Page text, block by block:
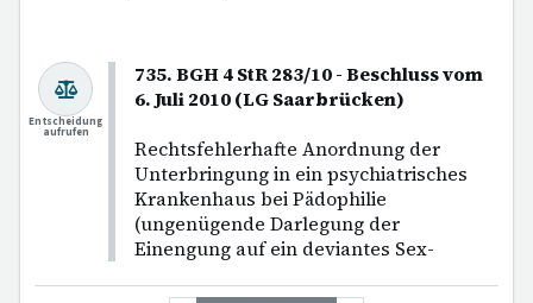
735. BGH 4 StR 283/10 - Beschluss vom
6. Juli 2010 (LG Saarbrücken)
Rechtsfehlerhafte Anordnung der
Unterbringung in ein psychiatrisches
Krankenhaus bei Pädophilie
(ungenügende Darlegung der
Einengung auf ein deviantes Sex-
Entscheidung
aufrufen